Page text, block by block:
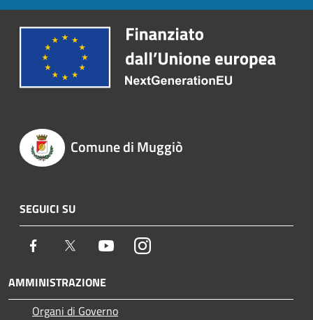
Comune di Muggiò
SEGUICI SU
Facebook Twitter YoutubeInstagram
AMMINISTRAZIONE
Organi di Governo